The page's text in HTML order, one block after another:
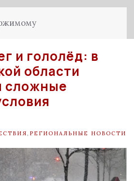
и гололёд: в
области
сложные
РЕГИОНАЛЬНЫЕ НОВОСТИ